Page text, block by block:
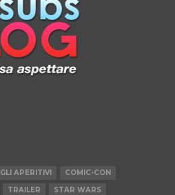
GLI APERITIVI
COMIC-CON
TRAILER
STAR WARS